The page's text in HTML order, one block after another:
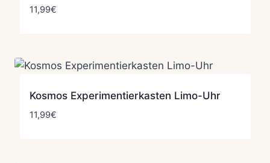
11,99€
Kosmos Experimentierkasten Limo-Uhr
11,99€